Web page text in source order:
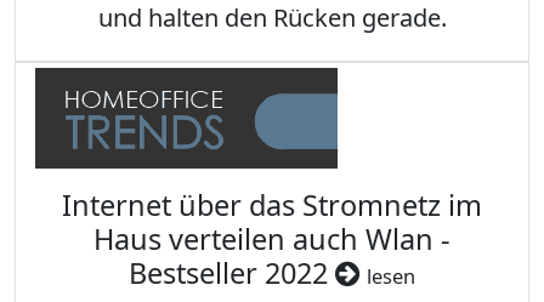
und halten den Rücken gerade.
Internet über das Stromnetz im
Haus verteilen auch Wlan -
Bestseller 2022
lesen